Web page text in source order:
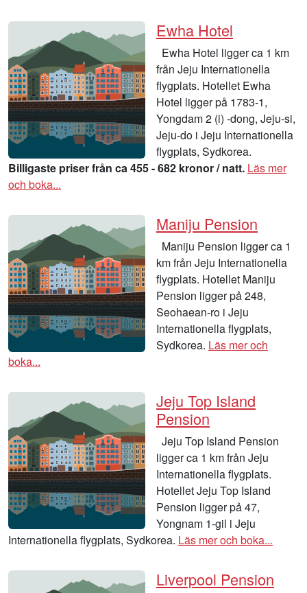
Ewha Hotel
Ewha Hotel ligger ca 1 km
från Jeju Internationella
flygplats. Hotellet Ewha
Hotel ligger på 1783-1,
Yongdam 2 (i) -dong, Jeju-si,
Jeju-do i Jeju Internationella
flygplats, Sydkorea.
Billigaste priser från ca 455 - 682 kronor / natt. Läs mer
och boka...
Maniju Pension
Maniju Pension ligger ca 1
km från Jeju Internationella
flygplats. Hotellet Maniju
Pension ligger på 248,
Seohaean-ro i Jeju
Internationella flygplats,
Sydkorea. Läs mer och
boka...
Jeju Top Island
Pension
Jeju Top Island Pension
ligger ca 1 km från Jeju
Internationella flygplats.
Hotellet Jeju Top Island
Pension ligger på 47,
Yongnam 1-gil i Jeju
Internationella flygplats, Sydkorea. Läs mer och boka...
Liverpool Pension